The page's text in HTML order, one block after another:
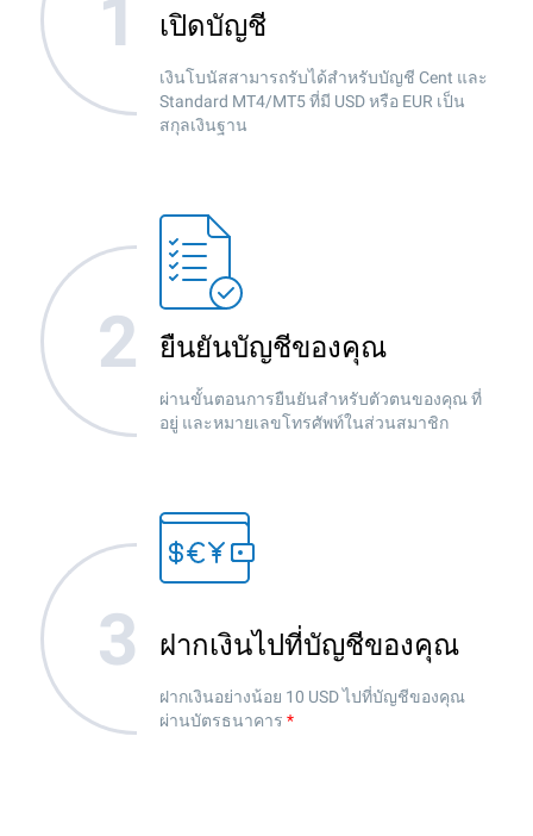
เปิดบัญชี
เงินโบนัสสามารถรับได้สำหรับบัญชี Cent และ
Standard MT4/MT5 ที่มี USD หรือ EUR เป็น
สกุลเงินฐาน
ยืนยันบัญชีของคุณ
ผ่านขั้นตอนการยืนยันสำหรับตัวตนของคุณ ที่
อยู่ และหมายเลขโทรศัพท์ในส่วนสมาชิก
ฝากเงินไปที่บัญชีของคุณ
ฝากเงินอย่างน้อย 10 USD ไปที่บัญชีของคุณ
ผ่านบัตรธนาคาร *